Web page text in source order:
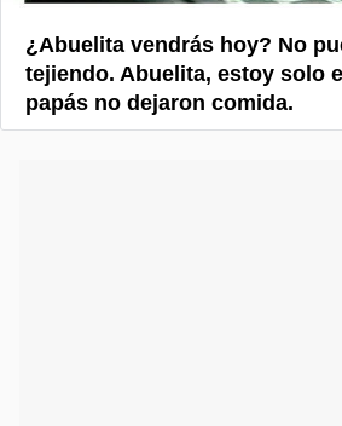
¿Abuelita vendrás hoy? No
tejiendo. Abuelita, estoy solo
papás no dejaron comida.